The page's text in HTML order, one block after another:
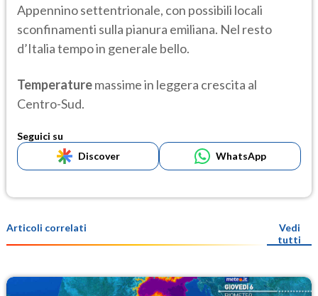
Appennino settentrionale, con possibili locali
sconfinamenti sulla pianura emiliana. Nel resto
d’Italia tempo in generale bello.
Temperaturemassime in leggera crescita al
Centro-Sud.
Seguici su
Discover
WhatsApp
Articoli correlati
Vedi
tutti